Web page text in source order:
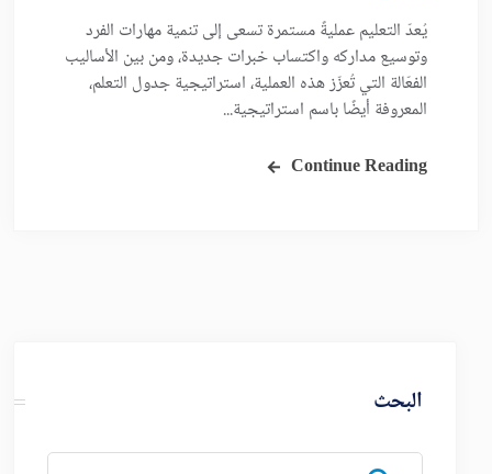
يُعدّ التعليم عمليةً مستمرة تسعى إلى تنمية مهارات الفرد
وتوسيع مداركه واكتساب خبرات جديدة، ومن بين الأساليب
الفعّالة التي تُعزّز هذه العملية، استراتيجية جدول التعلم،
المعروفة أيضًا باسم استراتيجية...
Continue Reading
البحث